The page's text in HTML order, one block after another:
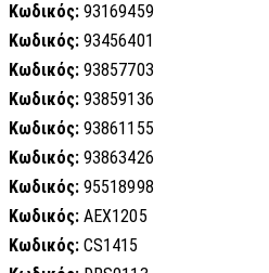
Κωδικός: 93169459
Κωδικός: 93456401
Κωδικός: 93857703
Κωδικός: 93859136
Κωδικός: 93861155
Κωδικός: 93863426
Κωδικός: 95518998
Κωδικός: AEX1205
Κωδικός: CS1415